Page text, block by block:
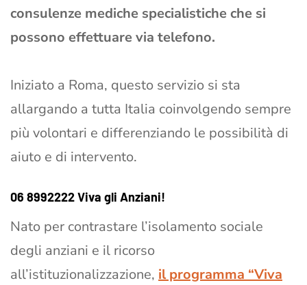
consulenze mediche specialistiche che si
possono effettuare via telefono.
Iniziato a Roma, questo servizio si sta
allargando a tutta Italia coinvolgendo sempre
più volontari e differenziando le possibilità di
aiuto e di intervento.
06 8992222 Viva gli Anziani!
Nato per contrastare l’isolamento sociale
degli anziani e il ricorso
all’istituzionalizzazione, il programma “Viva